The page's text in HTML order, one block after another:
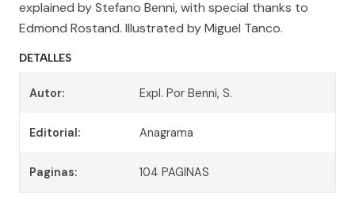
explained by Stefano Benni, with special thanks to
Edmond Rostand. Illustrated by Miguel Tanco.
DETALLES
Autor: Expl. Por Benni, S.
Editorial: Anagrama
Paginas: 104 PAGINAS